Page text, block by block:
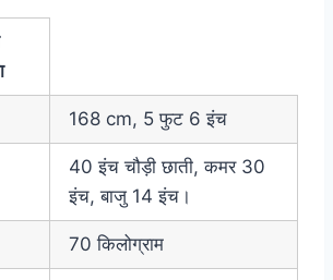
168 cm, 5 फुट 6 इंच
40 इंच चौड़ी छाती, कमर 30
इंच, बाजु 14 इंच।
70 किलोग्राम